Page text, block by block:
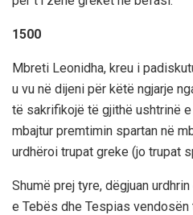
1500
Mbreti Leonidha, kreu i
u vu në dijeni për këtë ngjarje
të sakrifikojë të gjithë ushtrinë
mbajtur premtimin spartan në
urdhëroi trupat greke (jo trupat
Shumë prej tyre, dëgjuan
e Tebës dhe Tespias